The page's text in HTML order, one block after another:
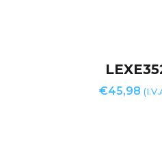
€45,98